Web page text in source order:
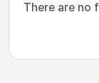
There are no